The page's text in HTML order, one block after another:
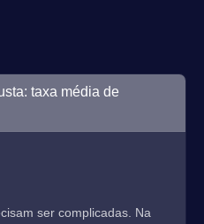
taxa média de
ser complicadas. Na